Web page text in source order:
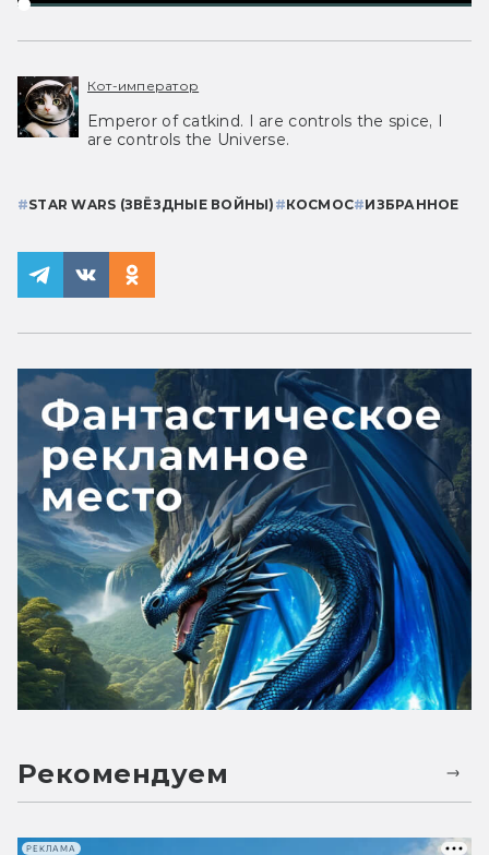
Кот-император
Emperor of catkind. I are controls the spice, I
are controls the Universe.
#STAR WARS (ЗВЁЗДНЫЕ ВОЙНЫ) #КОСМОС#ИЗБРАННОЕ
Рекомендуем
РЕКЛАМА